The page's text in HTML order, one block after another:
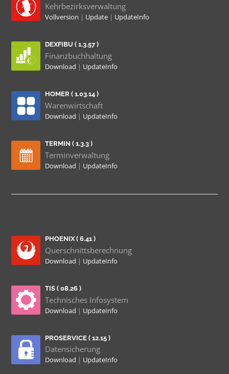
Kehrbezirksverwaltung
Vollversion | Update | UpdateInfo
DEXFIBU ( 1.3.57 )
Finanzbuchhaltung
Download | UpdateInfo
HOMER ( 1.03.14 )
Warenwirtschaft
Download | UpdateInfo
TERMIN ( 1.3.3 )
Terminverwaltung
Download | UpdateInfo
PHOENIX ( 6.41 )
Querschnittsberechnung
Download | UpdateInfo
TIS ( 08.26 )
Technisches Infosystem
Download | UpdateInfo
PROSERVICE ( 12.15 )
Datensicherung
Download | UpdateInfo